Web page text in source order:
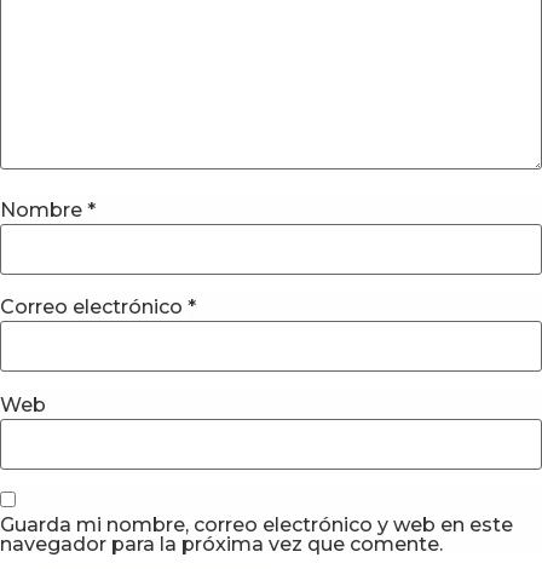
Nombre *
Correo electrónico *
Web
Guarda mi nombre, correo electrónico y web en este
navegador para la próxima vez que comente.